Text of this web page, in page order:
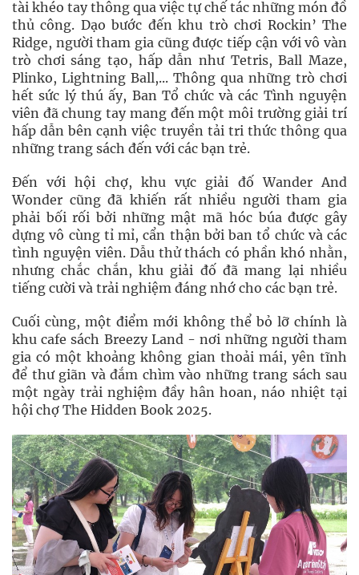
tài khéo tay thông qua việc tự chế tác những món đồ
thủ công. Dạo bước đến khu trò chơi Rockin’ The
Ridge, người tham gia cũng được tiếp cận với vô vàn
trò chơi sáng tạo, hấp dẫn như Tetris, Ball Maze,
Plinko, Lightning Ball,... Thông qua những trò chơi
hết sức lý thú ấy, Ban Tổ chức và các Tình nguyện
viên đã chung tay mang đến một môi trường giải trí
hấp dẫn bên cạnh việc truyền tải tri thức thông qua
những trang sách đến với các bạn trẻ.
Đến với hội chợ, khu vực giải đố Wander And
Wonder cũng đã khiến rất nhiều người tham gia
phải bối rối bởi những mật mã hóc búa được gây
dựng vô cùng tỉ mỉ, cẩn thận bởi ban tổ chức và các
tình nguyện viên. Dẫu thử thách có phần khó nhằn,
nhưng chắc chắn, khu giải đố đã mang lại nhiều
tiếng cười và trải nghiệm đáng nhớ cho các bạn trẻ.
Cuối cùng, một điểm mới không thể bỏ lỡ chính là
khu cafe sách Breezy Land - nơi những người tham
gia có một khoảng không gian thoải mái, yên tĩnh
để thư giãn và đắm chìm vào những trang sách sau
một ngày trải nghiệm đầy hân hoan, náo nhiệt tại
hội chợ The Hidden Book 2025.